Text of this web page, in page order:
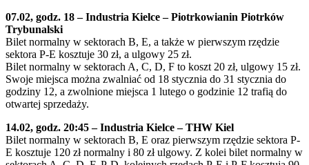
07.02, godz. 18 – Industria Kielce – Piotrkowianin Piotrków
Trybunalski
Bilet normalny w sektorach B, E, a także w pierwszym rzędzie
sektora P-E kosztuje 30 zł, a ulgowy 25 zł.
Bilet normalny w sektorach A, C, D, F to koszt 20 zł, ulgowy 15 zł.
Swoje miejsca można zwalniać od 18 stycznia do 31 stycznia do
godziny 12, a zwolnione miejsca 1 lutego o godzinie 12 trafią do
otwartej sprzedaży.
14.02, godz. 20:45 – Industria Kielce – THW Kiel
Bilet normalny w sektorach B, E oraz pierwszym rzędzie sektora P-
E kosztuje 120 zł normalny i 80 zł ulgowy. Z kolei bilet normalny w